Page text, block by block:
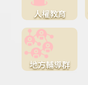
人權教育
地方輔導群